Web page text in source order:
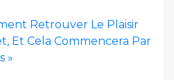
Retrouver Le Plaisir
Et Cela Commencera Par
»